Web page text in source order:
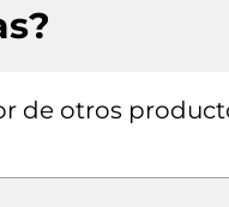
de otros